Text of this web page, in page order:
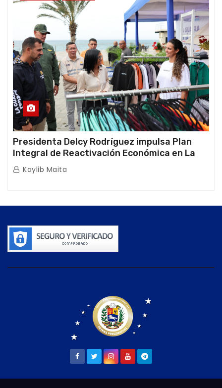
Presidenta Delcy Rodríguez impulsa Plan
Integral de Reactivación Económica en La
Guaira
Kaylib Maita